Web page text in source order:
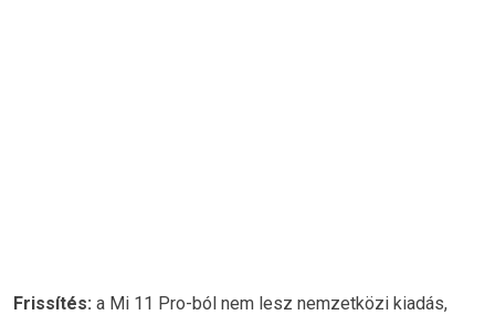
Frissítés: a Mi 11 Pro-ból nem lesz nemzetközi kiadás,